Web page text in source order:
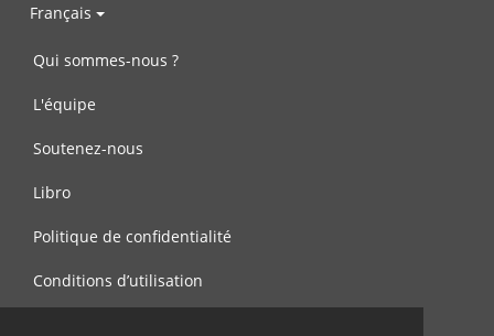
Français
Qui sommes-nous ?
L'équipe
Soutenez-nous
Libro
Politique de confidentialité
Conditions d’utilisation